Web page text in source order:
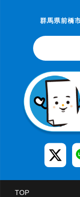
群馬県前橋
TOP